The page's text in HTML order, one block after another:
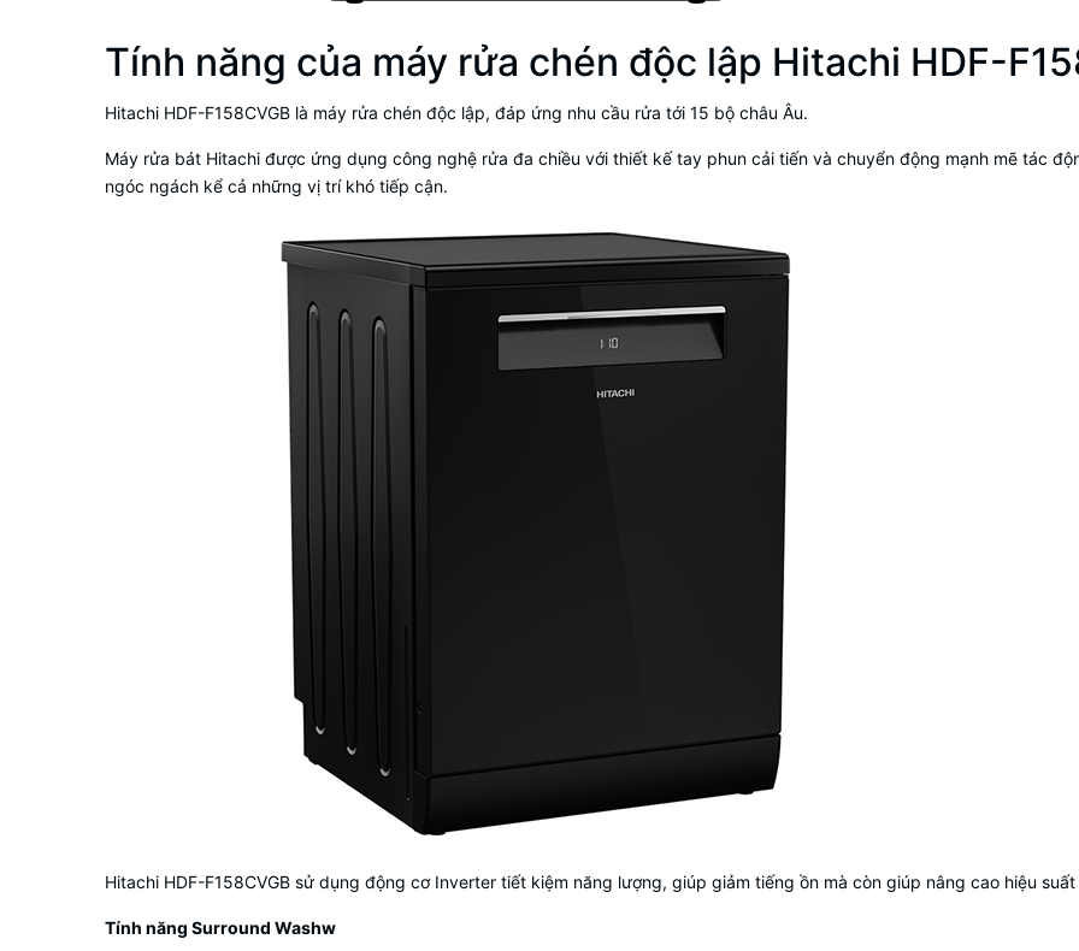
Tính năng của máy rửa chén độc lập Hitachi HDF-
Hitachi HDF-F158CVGB là máy rửa chén độc lập, đáp ứng nhu cầu rửa tới 15 bộ châu Âu.
Máy rửa bát Hitachi được ứng dụng công nghệ rửa đa chiều với thiết kế tay phun cải tiến và chuyển động mạnh mẽ tác
ngóc ngách kể cả những vị trí khó tiếp cận.
Hitachi HDF-F158CVGB sử dụng động cơ Inverter tiết kiệm năng lượng, giúp giảm tiếng ồn mà còn giúp nâng cao hiệu
Tính năng Surround Washw